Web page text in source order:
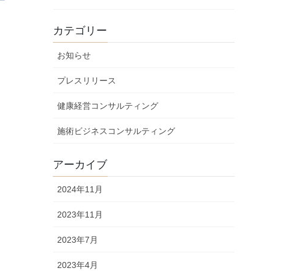
カテゴリー
お知らせ
プレスリリース
健康経営コンサルティング
施術ビジネスコンサルティング
アーカイブ
2024年11月
2023年11月
2023年7月
2023年4月